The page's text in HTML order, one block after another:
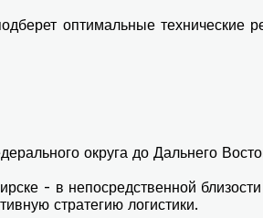
оптимальные
округа до Дальнего
- в непосредственной близости
стратегию логистики.